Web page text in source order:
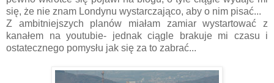
się, że nie znam Londynu wystarczająco, aby o nim pisać...
Z ambitniejszych planów miałam zamiar wystartować z
kanałem na youtubie- jednak ciągle brakuje mi czasu i
ostatecznego pomysłu jak się za to zabrać...